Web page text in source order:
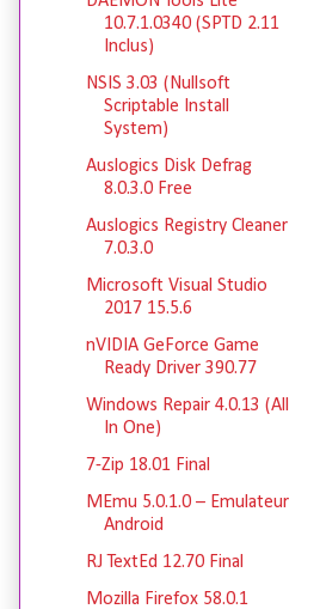
10.7.1.0340 (SPTD 2.11
Inclus)
NSIS 3.03 (Nullsoft
Scriptable Install
System)
Auslogics Disk Defrag
8.0.3.0 Free
Auslogics Registry Cleaner
7.0.3.0
Microsoft Visual Studio
2017 15.5.6
nVIDIA GeForce Game
Ready Driver 390.77
Windows Repair 4.0.13 (All
In One)
7-Zip 18.01 Final
MEmu 5.0.1.0 – Emulateur
Android
RJ TextEd 12.70 Final
Mozilla Firefox 58.0.1